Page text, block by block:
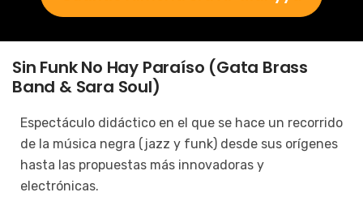
Sin Funk No Hay Paraíso (Gata Brass
Band & Sara Soul)
Espectáculo didáctico en el que se hace un recorrido
de la música negra (jazz y funk) desde sus orígenes
hasta las propuestas más innovadoras y
electrónicas.